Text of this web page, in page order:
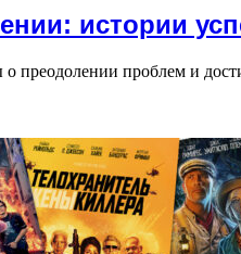
истории
проблем и